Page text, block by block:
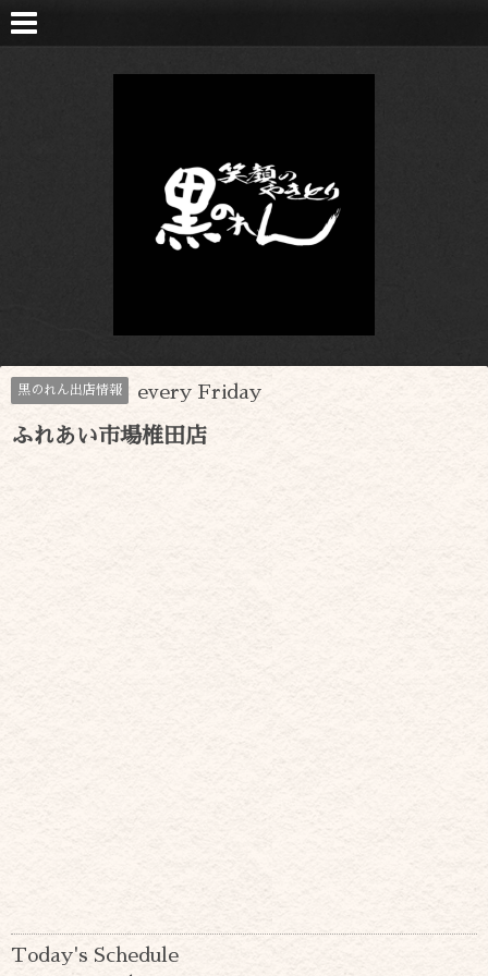
黒のれん出店情報 every Friday
ふれあい市場椎田店
Today's Schedule